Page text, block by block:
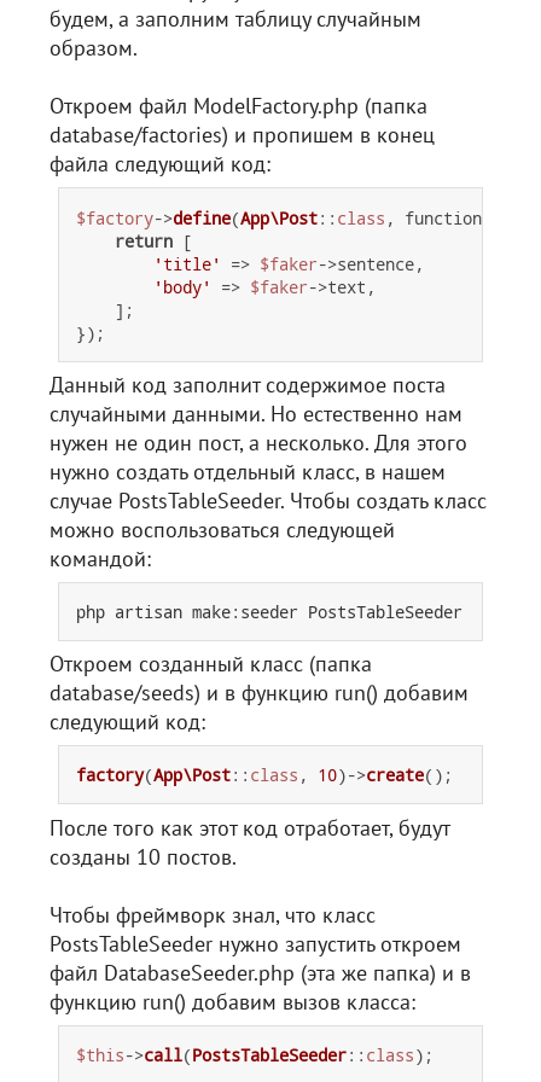
будем, а заполним таблицу случайным
образом.
Откроем файл ModelFactory.php (папка
database/factories) и пропишем в конец
файла следующий код:
$factory->define(App\Post:: class , function
return [
'title'
=> $faker->sentence,
'body'
=> $faker->text,
    ];
Данный код заполнит содержимое поста
случайными данными. Но естественно нам
нужен не один пост, а несколько. Для этого
нужно создать отдельный класс, в нашем
случае PostsTableSeeder. Чтобы создать класс
можно воспользоваться следующей
командой:
Откроем созданный класс (папка
database/seeds) и в функцию run() добавим
следующий код:
factory(App\Post:: class , 10)->create
После того как этот код отработает, будут
созданы 10 постов.
Чтобы фреймворк знал, что класс
PostsTableSeeder нужно запустить откроем
файл DatabaseSeeder.php (эта же папка) и в
функцию run() добавим вызов класса:
$this->call(PostsTableSeeder:: class